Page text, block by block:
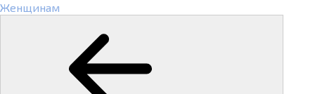
Женщинам